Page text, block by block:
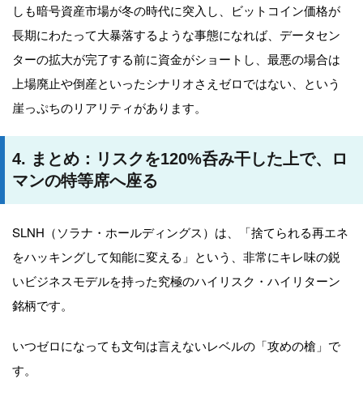
しも暗号資産市場が冬の時代に突入し、ビットコイン価格が
長期にわたって大暴落するような事態になれば、データセン
ターの拡大が完了する前に資金がショートし、最悪の場合は
上場廃止や倒産といったシナリオさえゼロではない、という
崖っぷちのリアリティがあります。
4. まとめ：リスクを120%呑み干した上で、ロ
マンの特等席へ座る
SLNH（ソラナ・ホールディングス）は、「捨てられる再エネ
をハッキングして知能に変える」という、非常にキレ味の鋭
いビジネスモデルを持った究極のハイリスク・ハイリターン
銘柄です。
いつゼロになっても文句は言えないレベルの「攻めの槍」で
す。